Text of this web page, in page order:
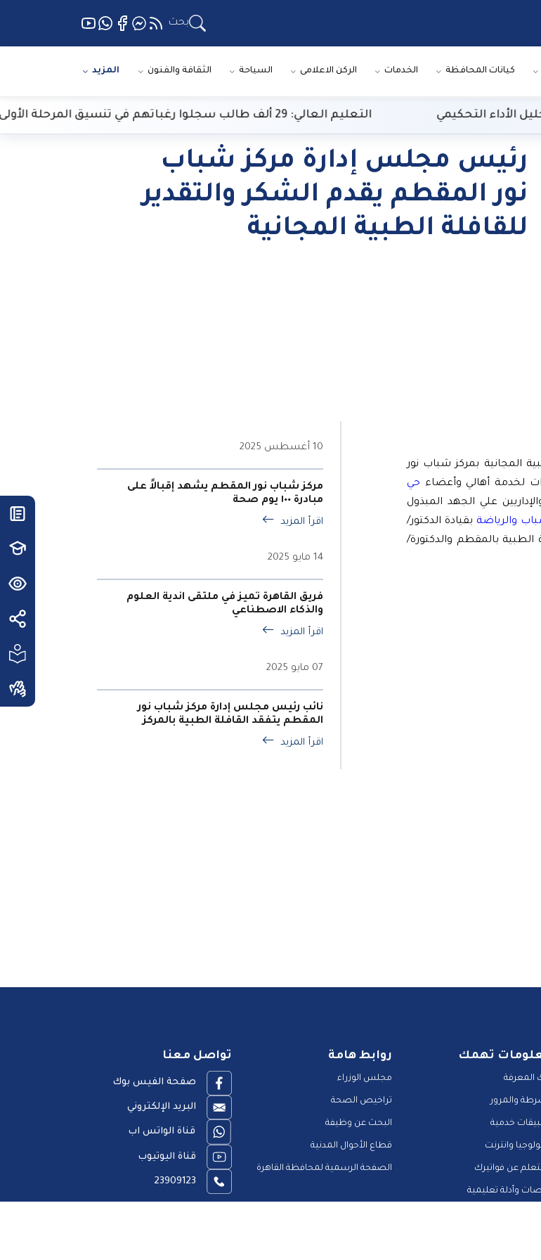
بحث
كيانات المحافظة الخدمات الركن الاعلامى السياحة الثقافة والفنون المزيد
التحكيمي التعليم العالي: 29 ألف طالب سجلوا رغباتهم في تنسيق المرحلة الأولى
رئيس مجلس إدارة مركز شباب
نور المقطم يقدم الشكر والتقدير
للقافلة الطبية المجانية
المجانية بمركز شباب نور
لخدمة أهالي وأعضاء حي
علي الجهد المبذول
والرياضة بقيادة الدكتور/
الطبية بالمقطم والدكتورة/
10 أغسطس 2025
مركز شباب نور المقطم يشهد إقبالاً على
مبادرة ١٠٠ يوم صحة
اقرأ المزيد
14 مايو 2025
فريق القاهرة تميز في ملتقى اندية العلوم
والذكاء الاصطناعي
اقرأ المزيد
07 مايو 2025
نائب رئيس مجلس إدارة مركز شباب نور
المقطم يتفقد القافلة الطبية بالمركز
اقرأ المزيد
تهمك
المعرفة
والمرور
خدمية
وانترنت
عن فواتيرك
وأدلة تعليمية
روابط هامة
مجلس الوزراء
تراخيص الصحة
البحث عن وظيفة
قطاع الأحوال المدنية
الصفحة الرسمية لمحافظة القاهرة
تواصل معنا
صفحة الفيس بوك
البريد الإلكتروني
قناة الواتس اب
قناة اليوتيوب
23909123